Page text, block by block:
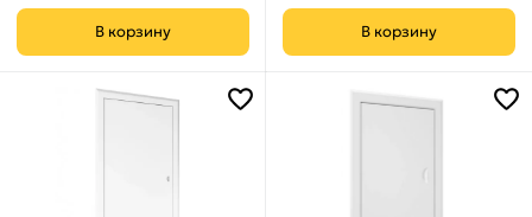
мм
В корзину В корзину